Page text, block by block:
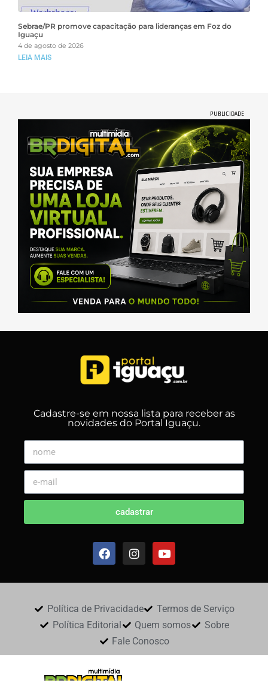
Sebrae/PR promove capacitação para lideranças em Foz do
Iguaçu
4 de agosto de 2026
LEIA MAIS
PUBLICIDADE
Cadastre-se em nossa lista para receber as
novidades do Portal Iguaçu.
cadastrar
Política de Privacidade
Termos de Serviço
Política Editorial
Quem somos
Sobre
Fale Conosco